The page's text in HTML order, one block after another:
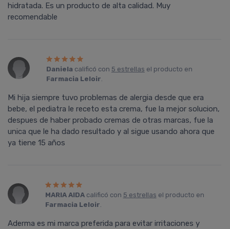
hidratada. Es un producto de alta calidad. Muy
recomendable
Daniela calificó con 5 estrellas el producto en
Farmacia Leloir.
Mi hija siempre tuvo problemas de alergia desde que era
bebe, el pediatra le receto esta crema, fue la mejor solucion,
despues de haber probado cremas de otras marcas, fue la
unica que le ha dado resultado y al sigue usando ahora que
ya tiene 15 años
MARIA AIDAcalificó con 5 estrellas el producto en
Farmacia Leloir.
Aderma es mi marca preferida para evitar irritaciones y